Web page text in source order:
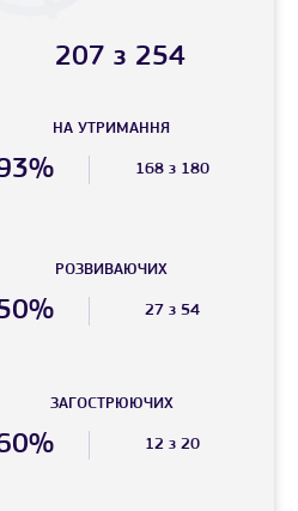
207 з 254
НА УТРИМАННЯ
168 з 180
РОЗВИВАЮЧИХ
27 з 54
ЗАГОСТРЮЮЧИХ
12 з 20